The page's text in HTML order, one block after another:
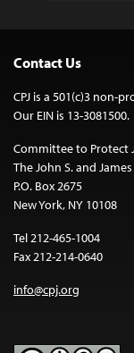
Contact Us
CPJ is a 501(c)3 non-
Our EIN is 13-3081500.
Committee to Protect
The John S. and
P.O. Box 2675
New York, NY 10108
Tel 212-465-1004
Fax 212-214-0640
info@cpj.org